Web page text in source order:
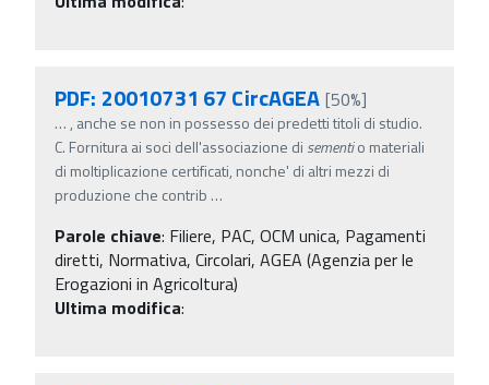
PDF: 20010731 67 CircAGEA [50%]
… , anche se non in possesso dei predetti titoli di studio.
C. Fornitura ai soci dell'associazione di sementio materiali
di moltiplicazione certificati, nonche' di altri mezzi di
produzione che contrib …
Parole chiave: Filiere, PAC, OCM unica, Pagamenti
diretti, Normativa, Circolari, AGEA (Agenzia per le
Erogazioni in Agricoltura)
Ultima modifica: